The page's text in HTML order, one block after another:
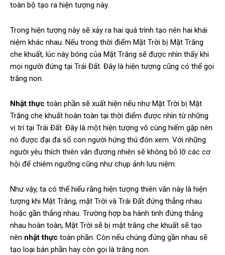
toàn bộ tạo ra hiện tượng này.
Trong hiện tượng này sẽ xảy ra hai quá trình tạo nên hai khái
niệm khác nhau. Nếu trong thời điểm Mặt Trời bị Mặt Trăng
che khuất, lúc này bóng của Mặt Trăng sẽ được nhìn thấy khi
mọi người đứng tại Trái Đất. Đây là hiện tượng cũng có thể gọi
trăng non.
Nhật thực toàn phần sẽ xuất hiện nếu như Mặt Trời bị Mặt
Trăng che khuất hoàn toàn tại thời điểm được nhìn từ những
vị trí tại Trái Đất. Đây là một hiện tượng vô cùng hiếm gặp nên
nó được đại đa số con người hứng thú đón xem. Với những
người yêu thích thiên văn đương nhiên sẽ không bỏ lỡ các cơ
hội để chiêm ngưỡng cũng như chụp ảnh lưu niệm.
Như vậy, ta có thể hiểu rằng hiện tượng thiên văn này là hiện
tượng khi Mặt Trăng, mặt Trời và Trái Đất đứng thẳng nhau
hoặc gần thẳng nhau. Trường hợp ba hành tinh đứng thẳng
nhau hoàn toàn, Mặt Trời sẽ bị mặt trăng che khuất sẽ tạo
nên nhật thực toàn phần. Còn nếu chúng đứng gần nhau sẽ
tạo loại bán phần hay còn gọi là trăng non.